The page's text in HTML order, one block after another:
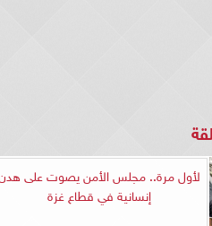
لأول مرة.. مجلس الأمن يصوت على
إنسانية في قطاع غزة